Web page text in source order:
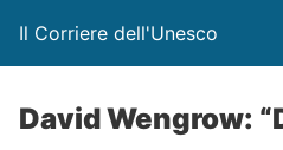
Il Corriere dell'Unesco
David Wengrow: